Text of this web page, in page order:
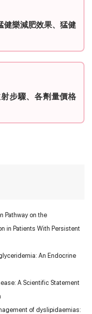
健樂減肥效果、猛健
步驟、各劑量價格
Pathway on the
in Patients With Persistent
An Endocrine
A Scientific Statement
of dyslipidaemias: